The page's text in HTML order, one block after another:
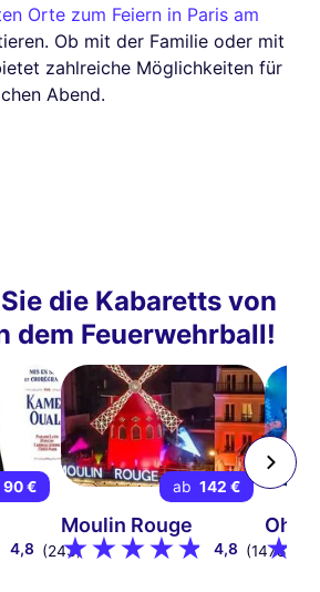
Orte zum Feiern in Paris am
Ob mit der Familie oder mit
zahlreiche Möglichkeiten für
Abend.
die Kabaretts von
dem Feuerwehrball!
90 €
4,8 (243)
ab 142 €
Moulin Rouge
4,8 (1478)
Oh!